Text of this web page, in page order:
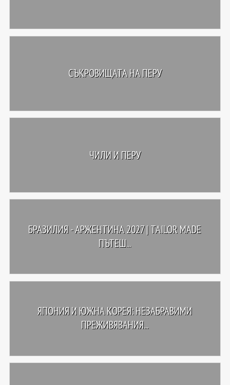
СЪКРОВИЩАТА НА ПЕРУ
ЧИЛИ И ПЕРУ
БРАЗИЛИЯ - АРЖЕНТИНА 2027 | TAILOR MADE
ПЪТЕШ...
ЯПОНИЯ И ЮЖНА КОРЕЯ: НЕЗАБРАВИМИ
ПРЕЖИВЯВАНИЯ...